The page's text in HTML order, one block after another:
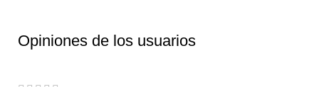
Opiniones de los usuarios